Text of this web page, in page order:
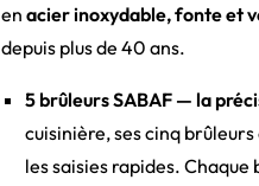
en acier inoxydable, fonte et
depuis plus de 40 ans.
5 brûleurs SABAF — la
cuisinière, ses cinq
les saisies rapides.